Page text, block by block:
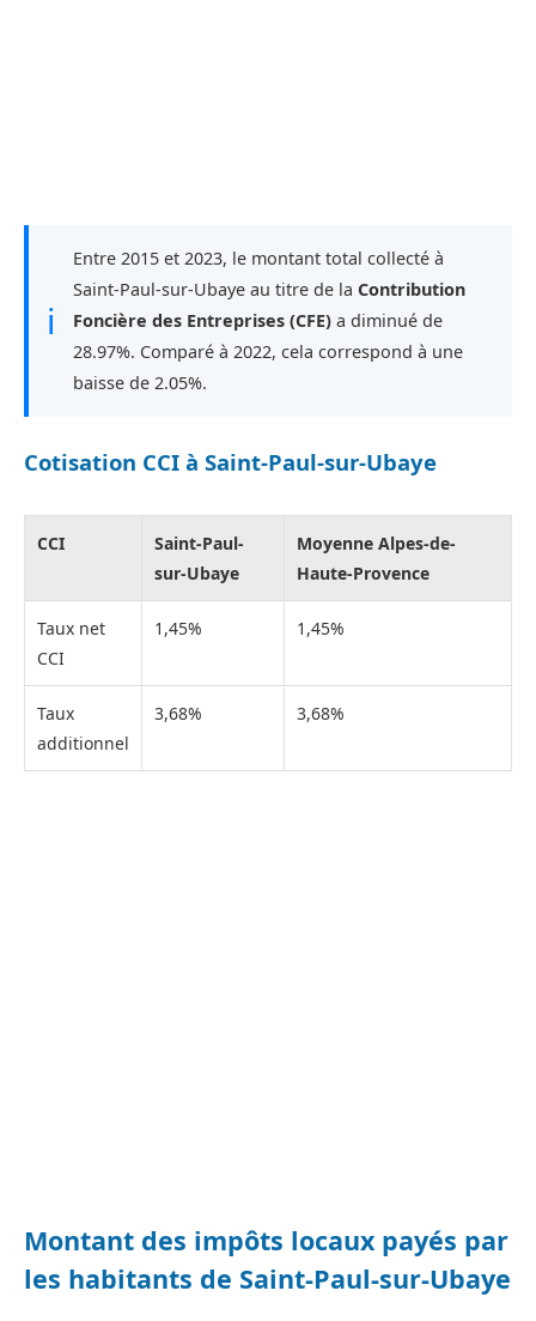
ℹ
Entre 2015 et 2023, le montant total collecté à
Saint-Paul-sur-Ubaye au titre de la Contribution
Foncière des Entreprises (CFE) a diminué de
28.97%. Comparé à 2022, cela correspond à une
baisse de 2.05%.
Cotisation CCI à Saint-Paul-sur-Ubaye
CCI
Saint-Paul-
sur-Ubaye
Moyenne Alpes-de-
Haute-Provence
Taux net
CCI
1,45% 1,45%
Taux
additionnel
3,68% 3,68%
Montant des impôts locaux payés par
les habitants de Saint-Paul-sur-Ubaye